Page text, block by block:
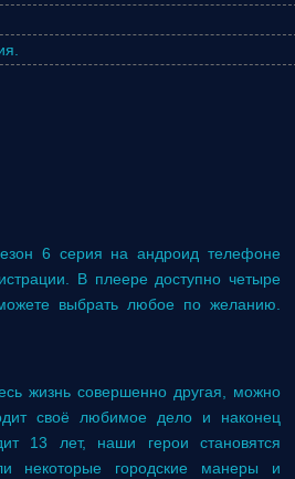
6 серия на андроид телефоне
В плеере доступно четыре
выбрать любое по желанию.
жизнь совершенно другая, можно
своё любимое дело и наконец
13 лет, наши герои становятся
некоторые городские манеры и